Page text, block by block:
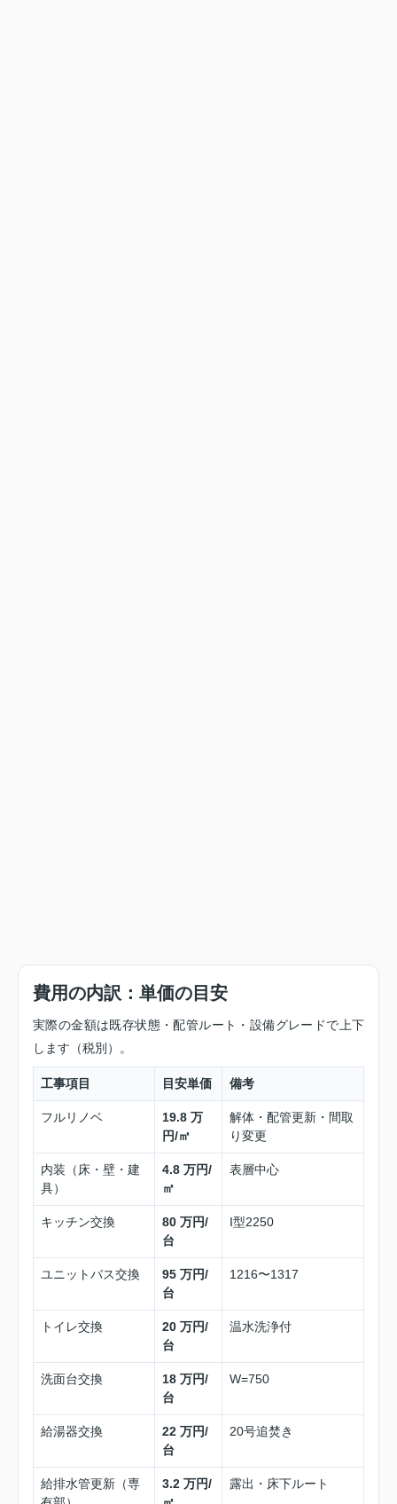
費用の内訳：単価の目安
実際の金額は既存状態・配管ルート・設備グレードで上下
します（税別）。
工事項目 目安単価 備考
フルリノベ
19.8 万
円/㎡
解体・配管更新・間取
り変更
内装（床・壁・建
具）
4.8 万円/
㎡
表層中心
キッチン交換
80 万円/
台
I型2250
ユニットバス交換
95 万円/
台
1216〜1317
トイレ交換
20 万円/
台
温水洗浄付
洗面台交換
18 万円/
台
W=750
給湯器交換
22 万円/
台
20号追焚き
給排水管更新（専
3.2 万円/
露出・床下ルート